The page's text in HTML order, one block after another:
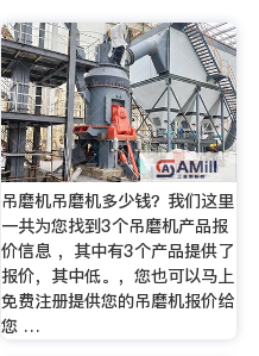
吊磨机吊磨机多少钱？我们这里
一共为您找到3个吊磨机产品报
价信息 ，其中有3个产品提供了
报价，其中低。，您也可以马上
免费注册提供您的吊磨机报价给
您 …